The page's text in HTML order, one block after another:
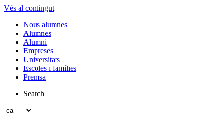
Vés al contingut
Nous alumnes
Alumnes
Alumni
Empreses
Universitats
Escoles i famílies
Premsa
Search